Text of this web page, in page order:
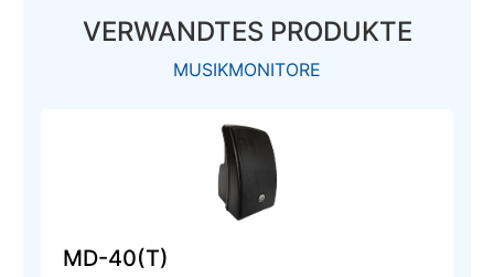
VERWANDTES PRODUKTE
MUSIKMONITORE
MD-40(T)